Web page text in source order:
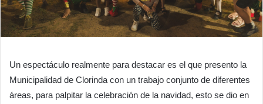
Un espectáculo realmente para destacar es el que presento la
Municipalidad de Clorinda con un trabajo conjunto de diferentes
áreas, para palpitar la celebración de la navidad, esto se dio en